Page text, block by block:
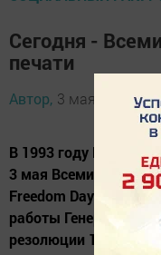
Сегодня -
печати
Автор, 3 мая 2014 -
В 1993 году
3 мая Всемирным
Freedom Day).
работы
резолюции 1991